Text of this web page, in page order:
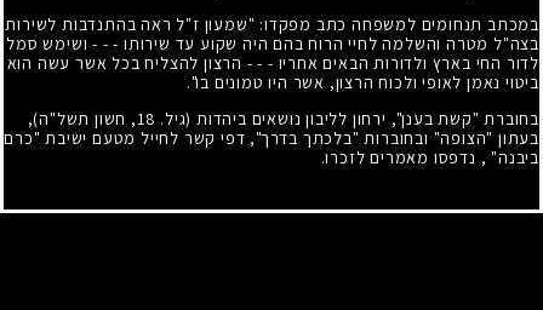
במכתב תנחומים למשפחה כתב מפקדו: "שמעון ז"ל ראה בהתנדבות לשירות
בצה"ל מטרה והשלמה לחיי הרוח בהם היה שקוע עד שירותו - - - ושימש סמל
לדור החי בארץ ולדורות הבאים אחריו - - - הרצון להצליח בכל אשר עשה הוא
ביטוי נאמן לאופי ולכוח הרצון, אשר היו טמונים בו".
בחוברת "קשת בענן", ירחון לליבון נושאים ביהדות (גיל. 18, חשון תשל"ה),
בעתון "הצופה" ובחוברות "בלכתך בדרך", דפי קשר לחייל מטעם ישיבת "כרם
ביבנה" , נדפסו מאמרים לזכרו.